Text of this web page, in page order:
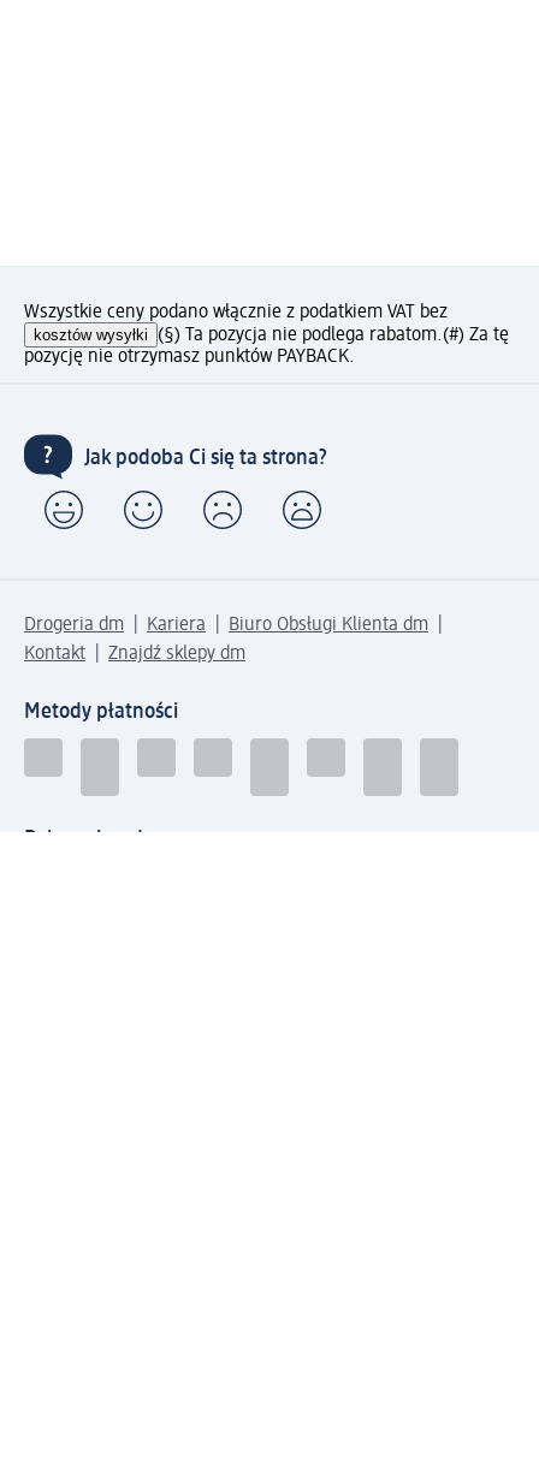
Wszystkie ceny podano włącznie z podatkiem VAT bez
kosztów wysyłki (§) Ta pozycja nie podlega rabatom.(#) Za tę
pozycję nie otrzymasz punktów PAYBACK.
Jak podoba Ci się ta strona?
Drogeria dm Kariera
Biuro Obsługi Klienta dm
Kontakt
Znajdź sklepy dm
Metody płatności
Połącz się z dm